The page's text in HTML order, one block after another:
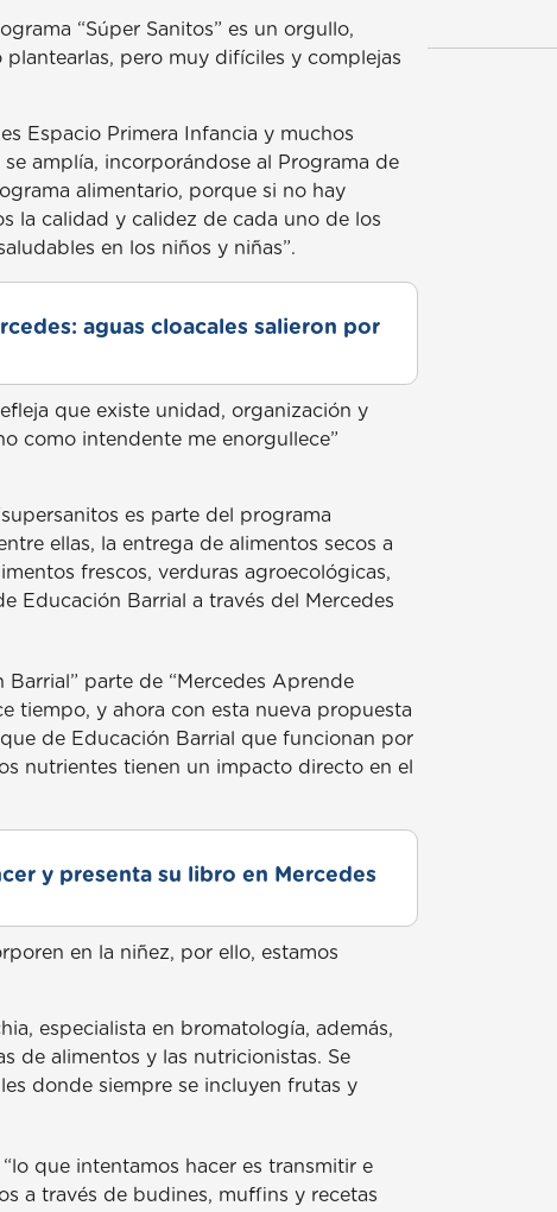
“Súper Sanitos” es un orgullo,
pero muy difíciles y complejas
Espacio Primera Infancia y muchos
amplía, incorporándose al Programa de
alimentario, porque si no hay
la calidad y calidez de cada uno de los
en los niños y niñas”.
aguas cloacales salieron por
que existe unidad, organización y
como intendente me enorgullece”
es parte del programa
ellas, la entrega de alimentos secos a
frescos, verduras agroecológicas,
Educación Barrial a través del Mercedes
parte de “Mercedes Aprende
tiempo, y ahora con esta nueva propuesta
de Educación Barrial que funcionan por
nutrientes tienen un impacto directo en el
y presenta su libro en Mercedes
en la niñez, por ello, estamos
especialista en bromatología, además,
de alimentos y las nutricionistas. Se
donde siempre se incluyen frutas y
que intentamos hacer es transmitir e
a través de budines, muffins y recetas